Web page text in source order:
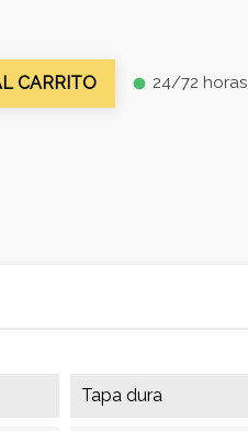
CARRITO fiber_manual_record 24/72 horas
Tapa dura